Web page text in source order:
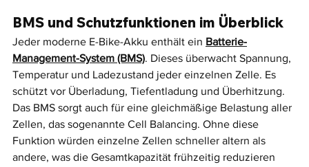
BMS und Schutzfunktionen im Überblick
Jeder moderne E-Bike-Akku enthält ein Batterie-
Management-System (BMS). Dieses überwacht Spannung,
Temperatur und Ladezustand jeder einzelnen Zelle. Es
schützt vor Überladung, Tiefentladung und Überhitzung.
Das BMS sorgt auch für eine gleichmäßige Belastung aller
Zellen, das sogenannte Cell Balancing. Ohne diese
Funktion würden einzelne Zellen schneller altern als
andere, was die Gesamtkapazität frühzeitig reduzieren